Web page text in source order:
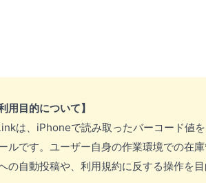
用目的について】
は、iPhoneで読み取ったバーコード値
ルです。ユーザー自身の作業環境での在
の自動投稿や、利用規約に反する操作を